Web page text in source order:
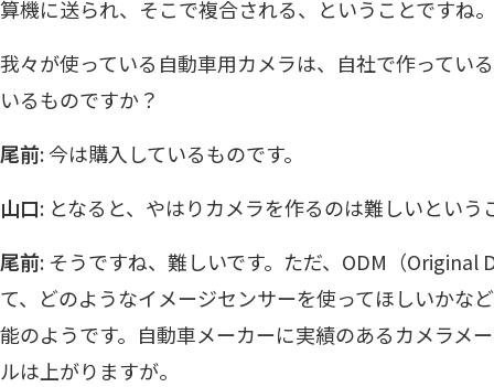
算機に送られ、そこで複合される、ということですね。
我々が使っている自動車用カメラは、自社で作ってい
いるものですか？
尾前: 今は購入しているものです。
山口: となると、やはりカメラを作るのは難しいという
尾前: そうですね、難しいです。ただ、ODM（
て、どのようなイメージセンサーを使ってほしいかな
能のようです。自動車メーカーに実績のあるカメラメ
ルは上がりますが。